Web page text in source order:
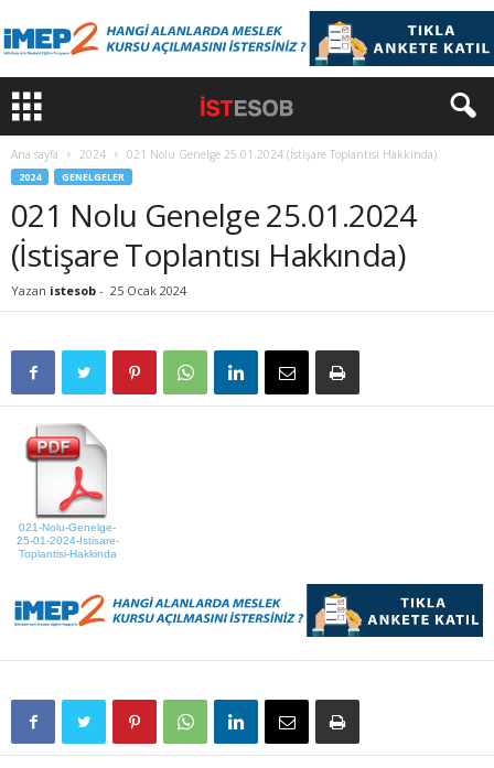
Ana sayfa 2024 021 Nolu Genelge 25.01.2024 (İstişare Toplantısı Hakkında)
2024 GENELGELER
021 Nolu Genelge 25.01.2024
(İstişare Toplantısı Hakkında)
Yazan istesob - 25 Ocak 2024
021-Nolu-Genelge-
25-01-2024-Istisare-
Toplantisi-Hakkinda